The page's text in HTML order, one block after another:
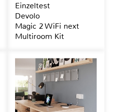
Einzeltest
Devolo
Magic 2 WiFi next
Multiroom Kit